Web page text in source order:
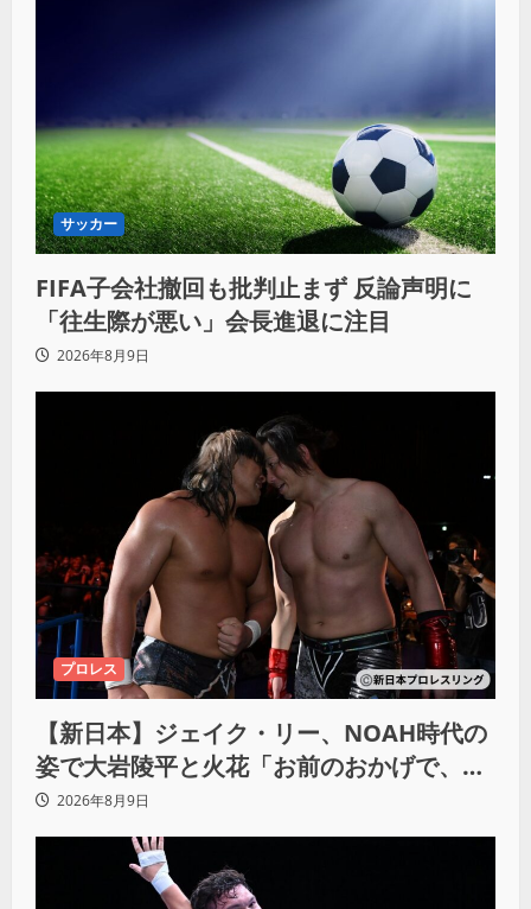
サッカー
FIFA子会社撤回も批判止まず 反論声明に
「往生際が悪い」会長進退に注目
2026年8月9日
プロレス
【新日本】ジェイク・リー、NOAH時代の
姿で大岩陵平と火花「お前のおかげで、忘
れてたもの思い出したわ」
2026年8月9日